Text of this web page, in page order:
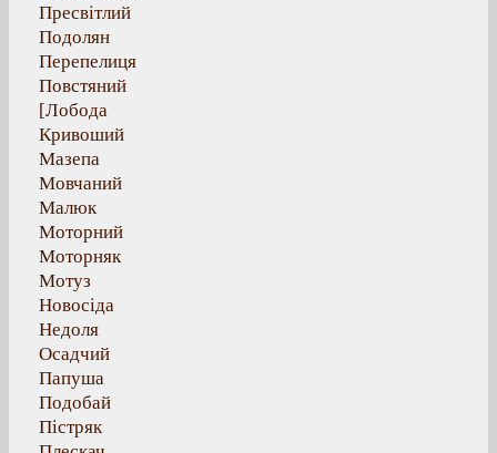
Пресвітлий
Подолян
Перепелиця
Повстяний
[Лобода
Кривоший
Мазепа
Мовчаний
Малюк
Моторний
Моторняк
Мотуз
Новосіда
Недоля
Осадчий
Папуша
Подобай
Пістряк